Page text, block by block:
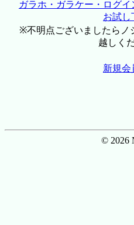
ガラホ・ガラケー・ログ
お試し
※不明点ございましたらノ
越しく
新規会
© 2026